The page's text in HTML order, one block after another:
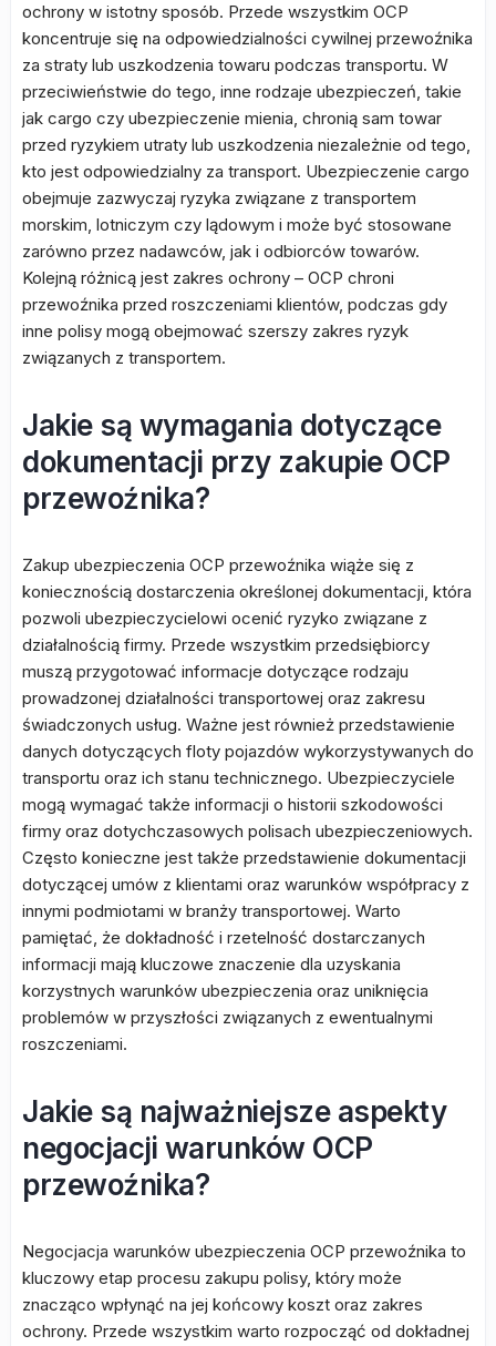
ochrony w istotny sposób. Przede wszystkim OCP
koncentruje się na odpowiedzialności cywilnej przewoźnika
za straty lub uszkodzenia towaru podczas transportu. W
przeciwieństwie do tego, inne rodzaje ubezpieczeń, takie
jak cargo czy ubezpieczenie mienia, chronią sam towar
przed ryzykiem utraty lub uszkodzenia niezależnie od tego,
kto jest odpowiedzialny za transport. Ubezpieczenie cargo
obejmuje zazwyczaj ryzyka związane z transportem
morskim, lotniczym czy lądowym i może być stosowane
zarówno przez nadawców, jak i odbiorców towarów.
Kolejną różnicą jest zakres ochrony – OCP chroni
przewoźnika przed roszczeniami klientów, podczas gdy
inne polisy mogą obejmować szerszy zakres ryzyk
związanych z transportem.
Jakie są wymagania dotyczące
dokumentacji przy zakupie OCP
przewoźnika?
Zakup ubezpieczenia OCP przewoźnika wiąże się z
koniecznością dostarczenia określonej dokumentacji, która
pozwoli ubezpieczycielowi ocenić ryzyko związane z
działalnością firmy. Przede wszystkim przedsiębiorcy
muszą przygotować informacje dotyczące rodzaju
prowadzonej działalności transportowej oraz zakresu
świadczonych usług. Ważne jest również przedstawienie
danych dotyczących floty pojazdów wykorzystywanych do
transportu oraz ich stanu technicznego. Ubezpieczyciele
mogą wymagać także informacji o historii szkodowości
firmy oraz dotychczasowych polisach ubezpieczeniowych.
Często konieczne jest także przedstawienie dokumentacji
dotyczącej umów z klientami oraz warunków współpracy z
innymi podmiotami w branży transportowej. Warto
pamiętać, że dokładność i rzetelność dostarczanych
informacji mają kluczowe znaczenie dla uzyskania
korzystnych warunków ubezpieczenia oraz uniknięcia
problemów w przyszłości związanych z ewentualnymi
roszczeniami.
Jakie są najważniejsze aspekty
negocjacji warunków OCP
przewoźnika?
Negocjacja warunków ubezpieczenia OCP przewoźnika to
kluczowy etap procesu zakupu polisy, który może
znacząco wpłynąć na jej końcowy koszt oraz zakres
ochrony. Przede wszystkim warto rozpocząć od dokładnej